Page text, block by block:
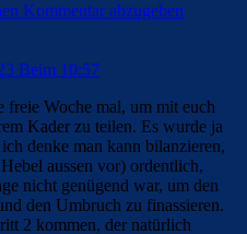
Kommentar abzugeben
Beim 10:57
Woche mal, um mit euch
Kader zu teilen. Es wurde ja
denke man kann bilanzieren,
aussen vor) ordentlich,
nicht genügend war, um den
den Umbruch zu finassieren.
2 kommen, der natürlich